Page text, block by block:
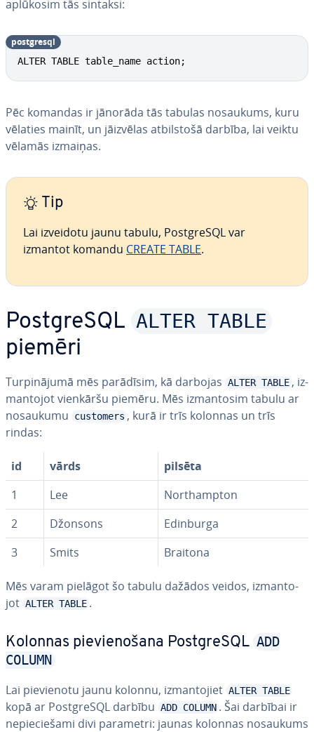
aplūkosim tās sintaksi:
ALTER TABLE table_name action;
postgresql
Pēc komandas ir jānorāda tās tabulas nosaukums, kuru
vēlaties mainīt, un jāizvēlas at­bil­sto­šā darbība, lai veiktu
vēlamās izmaiņas.
Tip
Lai izveidotu jaunu tabulu, PostgreSQL var
izmantot komandu CREATE TABLE.
PostgreSQL ALTER TABLE
piemēri
Tur­pi­nā­ju­mā mēs parādīsim, kā darbojas ALTER TABLE , iz­
man­to­jot vienkāršu piemēru. Mēs iz­man­to­sim tabulu ar
nosaukumu
customers , kurā ir trīs kolonnas un trīs
rindas:
id vārds
pilsēta
1
Lee
Northampton
2
Džonsons
Edinburga
3
Smits Braitona
Mēs varam pielāgot šo tabulu dažādos veidos, iz­man­to­
jot ALTER TABLE .
Kolonnas pie­vie­no­ša­na PostgreSQL ADD
COLUMN
Lai pie­vie­no­tu jaunu kolonnu, iz­man­to­jiet ALTER TABLE
kopā ar PostgreSQL darbību ADD COLUMN . Šai darbībai ir
ne­pie­cie­ša­mi divi parametri: jaunas kolonnas nosaukums